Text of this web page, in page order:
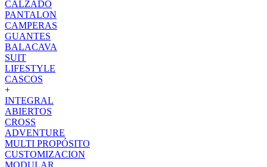
CALZADO
PANTALON
CAMPERAS
GUANTES
BALACAVA
SUIT
LIFESTYLE
CASCOS
+
INTEGRAL
ABIERTOS
CROSS
ADVENTURE
MULTI PROPÓSITO
CUSTOMIZACION
MODULAR